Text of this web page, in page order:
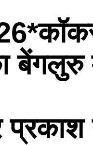
बेंगलुरु
प्रकाश